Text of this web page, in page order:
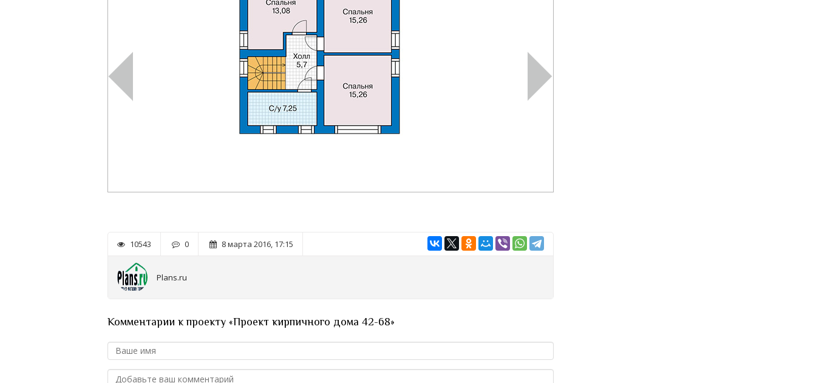
10543 0 8 марта 2016, 17:15
Plans.ru
Комментарии к проекту «Проект кирпичного дома 42-68»